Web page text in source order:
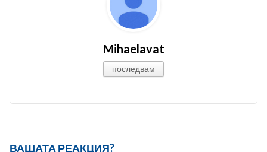
Mihaelavat
последвам
ВАШАТА РЕАКЦИЯ?